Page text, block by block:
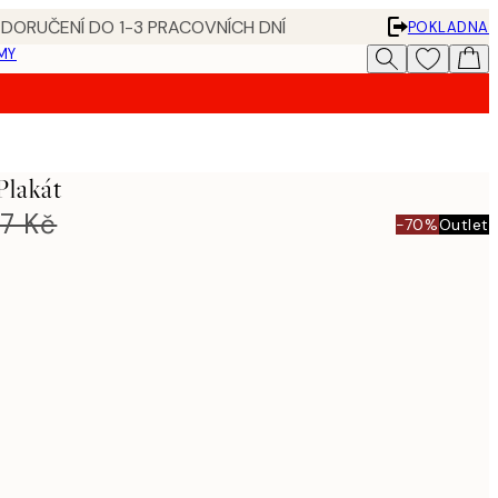
DO 1-3 PRACOVNÍCH DNÍ
POKLADNA
Kč -70%Outlet